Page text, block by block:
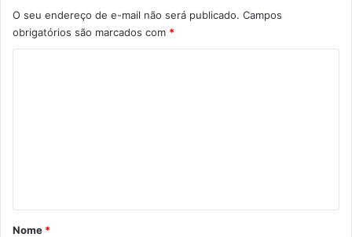
O seu endereço de e-mail não será publicado. Campos
obrigatórios são marcados com *
rNome *